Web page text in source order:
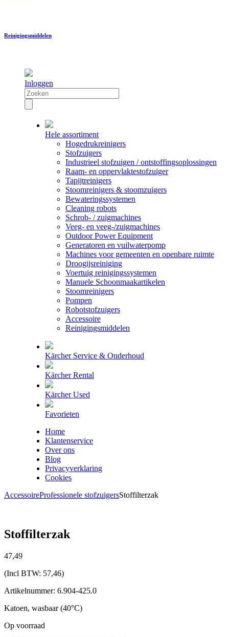
Reinigingsmiddelen
Inloggen
Hele assortiment
Hogedrukreinigers
Stofzuigers
Industrieel stofzuigen / ontstoffingsoplossingen
Raam- en oppervlaktestofzuiger
Tapijtreinigers
Stoomreinigers & stoomzuigers
Bewateringssystemen
Cleaning robots
Schrob- / zuigmachines
Veeg- en veeg-/zuigmachines
Outdoor Power Equipment
Generatoren en vuilwaterpomp
Machines voor gemeenten en openbare ruimte
Droogijsreiniging
Voertuig reinigingssystemen
Manuele Schoonmaakartikelen
Stoomreinigers
Pompen
Robotstofzuigers
Accessoire
Reinigingsmiddelen
Kärcher Service & Onderhoud
Kärcher Rental
Kärcher Used
Favorieten
Home
Klantenservice
Over ons
Blog
Privacyverklaring
Cookies
AccessoireProfessionele stofzuigersStoffilterzak
Stoffilterzak
47,49
(Incl BTW: 57,46)
Artikelnummer: 6.904-425.0
Katoen, wasbaar (40°C)
Op voorraad